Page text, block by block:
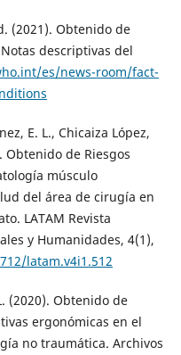
(2021). Obtenido de
descriptivas del
es/news-room/fact-
E. L., Chicaiza López,
Obtenido de Riesgos
músculo
del área de cirugía en
LATAM Revista
y Humanidades, 4(1),
latam.v4i1.512
(2020). Obtenido de
ergonómicas en el
no traumática. Archivos